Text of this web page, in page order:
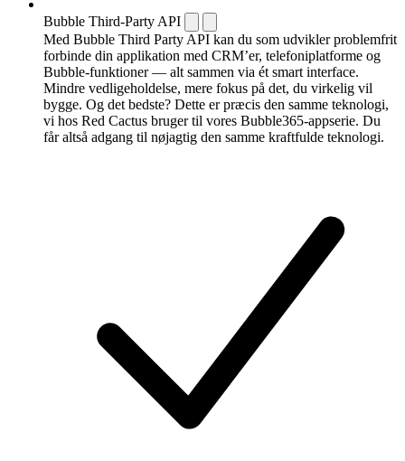
Bubble Third-Party API
Med Bubble Third Party API kan du som udvikler problemfrit
forbinde din applikation med CRM’er, telefoni­platforme og
Bubble-funktioner — alt sammen via ét smart interface.
Mindre vedligeholdelse, mere fokus på det, du virkelig vil
bygge. Og det bedste? Dette er præcis den samme teknologi,
vi hos Red Cactus bruger til vores Bubble365-appserie. Du
får altså adgang til nøjagtig den samme kraftfulde teknologi.